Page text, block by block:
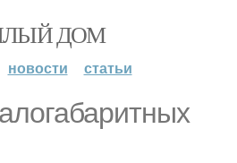
ДОМ
новости статьи